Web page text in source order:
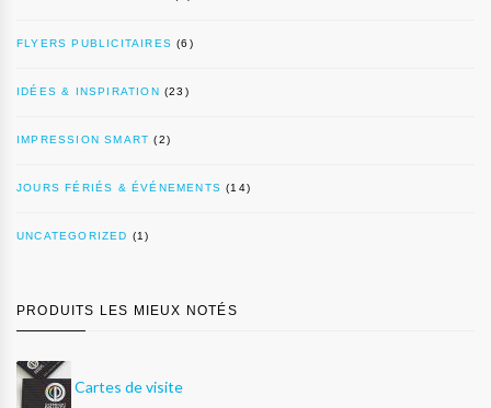
FLYERS PUBLICITAIRES (6)
IDÉES & INSPIRATION (23)
IMPRESSION SMART (2)
JOURS FÉRIÉS & ÉVÉNEMENTS (14)
UNCATEGORIZED (1)
PRODUITS LES MIEUX NOTÉS
Cartes de visite